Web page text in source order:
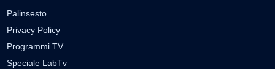
Palinsesto
Privacy Policy
Programmi TV
Speciale LabTv